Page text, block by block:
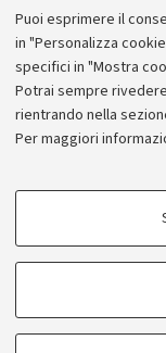
Puoi esprimere il
in "Personalizza
specifici in "Mostra
Potrai sempre
rientrando nella
Per maggiori
COOKIE DI
© Copyright 2026 -
Bologna - Via